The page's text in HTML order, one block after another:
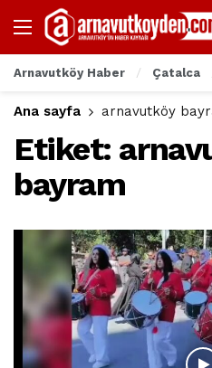
Arnavutköy Haber Çatalca
Ana sayfa arnavutköy
Etiket:
bayram